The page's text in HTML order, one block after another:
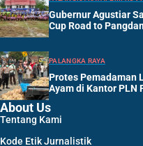
Gubernur Agustiar
Cup Road to
PALANGKA RAYA
Protes Pemadaman
Ayam di Kantor PLN
About Us
Tentang Kami
Kode Etik Jurnalistik